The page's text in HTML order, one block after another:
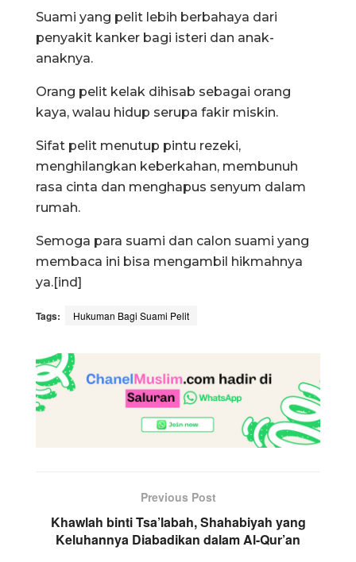
Suami yang pelit lebih berbahaya dari
penyakit kanker bagi isteri dan anak-
anaknya.
Orang pelit kelak dihisab sebagai orang
kaya, walau hidup serupa fakir miskin.
Sifat pelit menutup pintu rezeki,
menghilangkan keberkahan, membunuh
rasa cinta dan menghapus senyum dalam
rumah.
Semoga para suami dan calon suami yang
membaca ini bisa mengambil hikmahnya
ya.[ind]
Tags: Hukuman Bagi Suami Pelit
Previous Post
Khawlah binti Tsa’labah, Shahabiyah yang
Keluhannya Diabadikan dalam Al-Qur’an